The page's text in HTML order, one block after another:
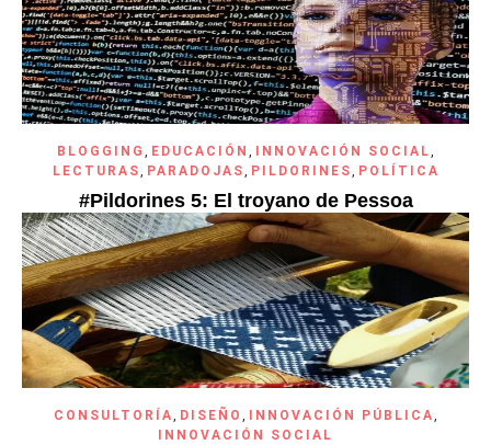
BLOGGING , EDUCACIÓN , INNOVACIÓN SOCIAL,
LECTURAS, PARADOJAS, PILDORINES, POLÍTICA
#Pildorines 5: El troyano de Pessoa
CONSULTORÍA, DISEÑO , INNOVACIÓN PÚBLICA,
INNOVACIÓN SOCIAL